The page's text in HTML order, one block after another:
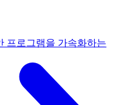
프로그램을 가속화하는